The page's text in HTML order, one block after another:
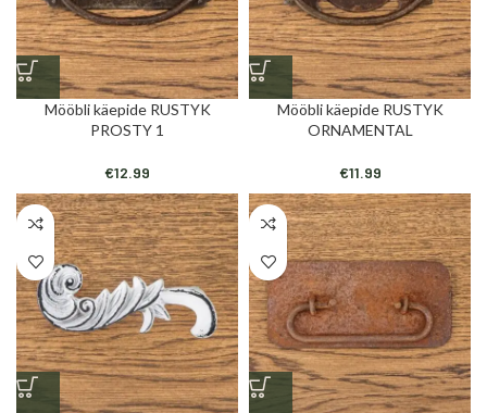
Mööbli käepide RUSTYK
PROSTY 1
€12.99
Mööbli käepide RUSTYK
ORNAMENTAL
€11.99